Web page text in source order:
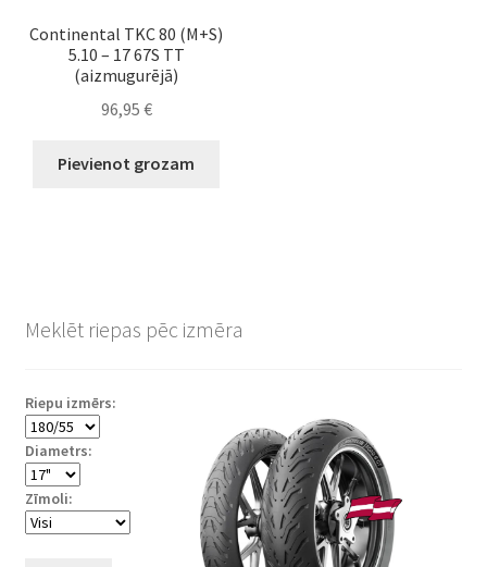
Continental TKC 80 (M+S)
5.10 – 17 67S TT
(aizmugurējā)
96,95 €
Pievienot grozam
Meklēt riepas pēc izmēra
Riepu izmērs:
Diametrs:
Zīmoli: